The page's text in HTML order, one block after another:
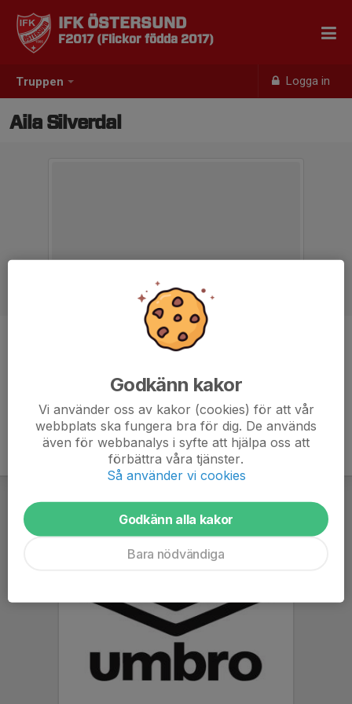
Truppen Logga in
IFK ÖSTERSUND
F2017 (Flickor födda 2017)
Aila Silverdal
Godkänn kakor
Vi använder oss av kakor (cookies) för att vår
webbplats ska fungera bra för dig. De används
även för webbanalys i syfte att hjälpa oss att
förbättra våra tjänster.
Så använder vi cookies
Godkänn alla kakor
Bara nödvändiga